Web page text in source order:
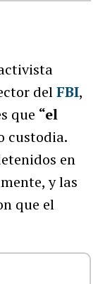
delFBI,
que “el
custodia.
en
y las
que el